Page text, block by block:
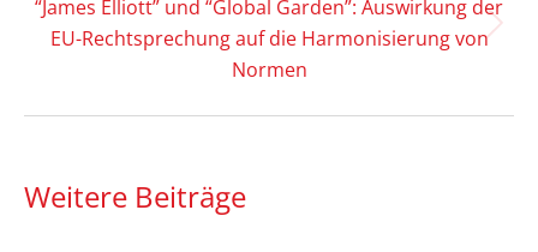
Nächster
Beitrag:
“James Elliott” und “Global Garden”: Auswirkung der
EU-Rechtsprechung auf die Harmonisierung von
Normen
Weitere Beiträge